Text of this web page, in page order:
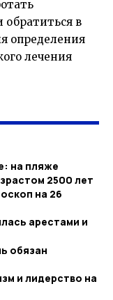
в
определения
лечения
на пляже
2500 лет
на 26
арестами и
обязан
и лидерство на